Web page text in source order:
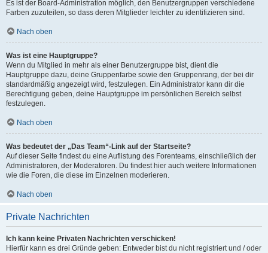
Es ist der Board-Administration möglich, den Benutzergruppen verschiedene
Farben zuzuteilen, so dass deren Mitglieder leichter zu identifizieren sind.
Nach oben
Was ist eine Hauptgruppe?
Wenn du Mitglied in mehr als einer Benutzergruppe bist, dient die
Hauptgruppe dazu, deine Gruppenfarbe sowie den Gruppenrang, der bei dir
standardmäßig angezeigt wird, festzulegen. Ein Administrator kann dir die
Berechtigung geben, deine Hauptgruppe im persönlichen Bereich selbst
festzulegen.
Nach oben
Was bedeutet der „Das Team“-Link auf der Startseite?
Auf dieser Seite findest du eine Auflistung des Forenteams, einschließlich der
Administratoren, der Moderatoren. Du findest hier auch weitere Informationen
wie die Foren, die diese im Einzelnen moderieren.
Nach oben
Private Nachrichten
Ich kann keine Privaten Nachrichten verschicken!
Hierfür kann es drei Gründe geben: Entweder bist du nicht registriert und / oder